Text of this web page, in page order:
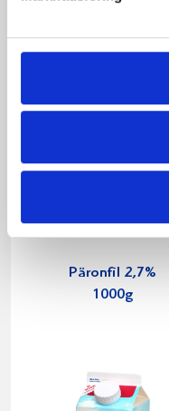
Päronfil 2,7%
1000g